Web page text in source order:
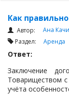
Как
Автор: Ана
Раздел: Аренда
Ответ:
Заключение
Товариществом
учёта